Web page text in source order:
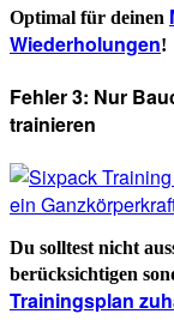
Optimal für deinen
Wiederholungen!
Fehler 3: Nur
trainieren
Du solltest nicht
berücksichtigen
Trainingsplan